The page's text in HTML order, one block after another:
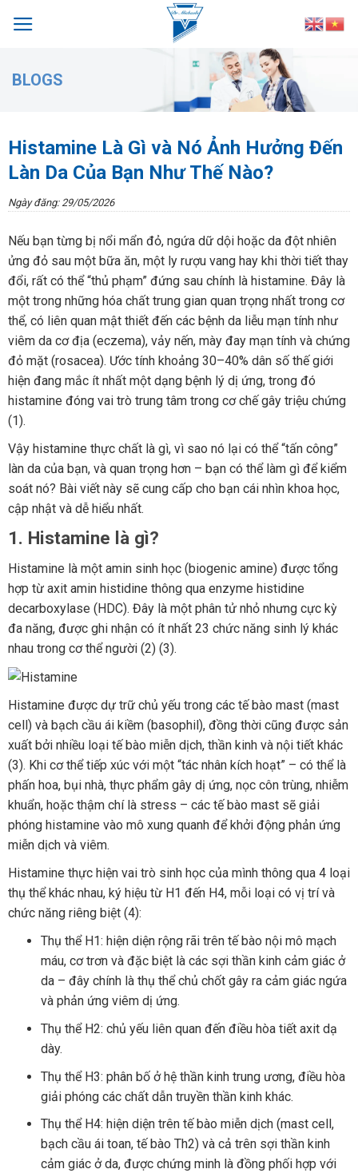
BLOGS
Histamine Là Gì và Nó Ảnh Hưởng Đến
Làn Da Của Bạn Như Thế Nào?
Ngày đăng: 29/05/2026
Nếu bạn từng bị nổi mẩn đỏ, ngứa dữ dội hoặc da đột nhiên
ửng đỏ sau một bữa ăn, một ly rượu vang hay khi thời tiết thay
đổi, rất có thể “thủ phạm” đứng sau chính là histamine. Đây là
một trong những hóa chất trung gian quan trọng nhất trong cơ
thể, có liên quan mật thiết đến các bệnh da liễu mạn tính như
viêm da cơ địa (eczema), vảy nến, mày đay mạn tính và chứng
đỏ mặt (rosacea). Ước tính khoảng 30–40% dân số thế giới
hiện đang mắc ít nhất một dạng bệnh lý dị ứng, trong đó
histamine đóng vai trò trung tâm trong cơ chế gây triệu chứng
(1).
Vậy histamine thực chất là gì, vì sao nó lại có thể “tấn công”
làn da của bạn, và quan trọng hơn – bạn có thể làm gì để kiểm
soát nó? Bài viết này sẽ cung cấp cho bạn cái nhìn khoa học,
cập nhật và dễ hiểu nhất.
1. Histamine là gì?
Histamine là một amin sinh học (biogenic amine) được tổng
hợp từ axit amin histidine thông qua enzyme histidine
decarboxylase (HDC). Đây là một phân tử nhỏ nhưng cực kỳ
đa năng, được ghi nhận có ít nhất 23 chức năng sinh lý khác
nhau trong cơ thể người (2) (3).
Histamine được dự trữ chủ yếu trong các tế bào mast (mast
cell) và bạch cầu ái kiềm (basophil), đồng thời cũng được sản
xuất bởi nhiều loại tế bào miễn dịch, thần kinh và nội tiết khác
(3). Khi cơ thể tiếp xúc với một “tác nhân kích hoạt” – có thể là
phấn hoa, bụi nhà, thực phẩm gây dị ứng, nọc côn trùng, nhiễm
khuẩn, hoặc thậm chí là stress – các tế bào mast sẽ giải
phóng histamine vào mô xung quanh để khởi động phản ứng
miễn dịch và viêm.
Histamine thực hiện vai trò sinh học của mình thông qua 4 loại
thụ thể khác nhau, ký hiệu từ H1 đến H4, mỗi loại có vị trí và
chức năng riêng biệt (4):
Thụ thể H1: hiện diện rộng rãi trên tế bào nội mô mạch
máu, cơ trơn và đặc biệt là các sợi thần kinh cảm giác ở
da – đây chính là thụ thể chủ chốt gây ra cảm giác ngứa
và phản ứng viêm dị ứng.
Thụ thể H2: chủ yếu liên quan đến điều hòa tiết axit dạ
dày.
Thụ thể H3: phân bố ở hệ thần kinh trung ương, điều hòa
giải phóng các chất dẫn truyền thần kinh khác.
Thụ thể H4: hiện diện trên tế bào miễn dịch (mast cell,
bạch cầu ái toan, tế bào Th2) và cả trên sợi thần kinh
cảm giác ở da, được chứng minh là đồng phối hợp với